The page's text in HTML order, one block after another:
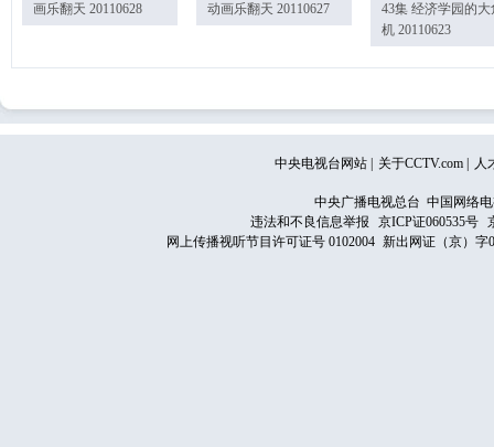
画乐翻天 20110628
动画乐翻天 20110627
43集 经济学园的大
机 20110623
中央电视台网站 关于CCTV.com 人
中央广播电视总台 中国网络
违法和不良信息举报
京ICP证060535号
网上传播视听节目许可证号 0102004 新出网证（京）